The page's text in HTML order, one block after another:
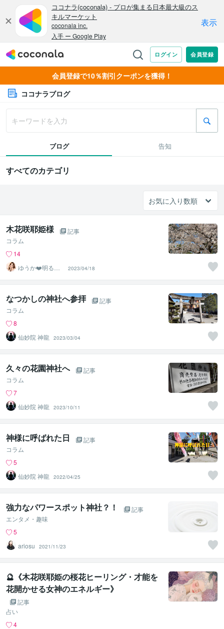
会員登録で10％割引クーポンを獲得！
ココナラブログ
ブログ 告知
すべてのカテゴリ
木花咲耶姫様
記事
コラム
14
ゆうか❤️明るい
声でお話相手に
なります✨
2023/04/18
なつかしの神社へ参拝
記事
コラム
8
仙妙院 神龍
2023/03/04
久々の花園神社へ
記事
コラム
7
仙妙院 神龍
2023/10/11
神様に呼ばれた日
記事
コラム
5
仙妙院 神龍
2022/04/25
強力なパワースポット神社？！
記事
エンタメ・趣味
5
ariosu
2021/11/23
🔮《木花咲耶姫の桜花ヒーリング・才能を
花開かせる女神のエネルギー》
記事
占い
4